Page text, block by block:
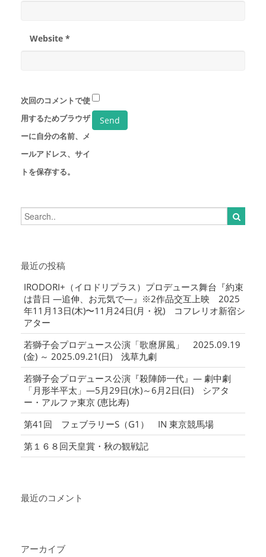
Website *
次回のコメントで使
用するためブラウザ
ーに自分の名前、メ
ールアドレス、サイ
トを保存する。
最近の投稿
IRODORI+（イロドリプラス）プロデュース舞台『約束
は昔日 ―追伸、お元気で―』※2作品交互上映 2025
年11月13日(木)〜11月24日(月・祝) コフレリオ新宿シ
アター
若獅子会プロデュース公演「歌麿屏風」 2025.09.19
(金) ～ 2025.09.21(日) 浅草九劇
若獅子会プロデュース公演『殺陣師一代』― 劇中劇
「月形半平太」―5月29日(水)～6月2日(日) シアタ
ー・アルファ東京 (恵比寿)
第41回 フェブラリーS（G1） IN 東京競馬場
第１６８回天皇賞・秋の観戦記
最近のコメント
アーカイブ